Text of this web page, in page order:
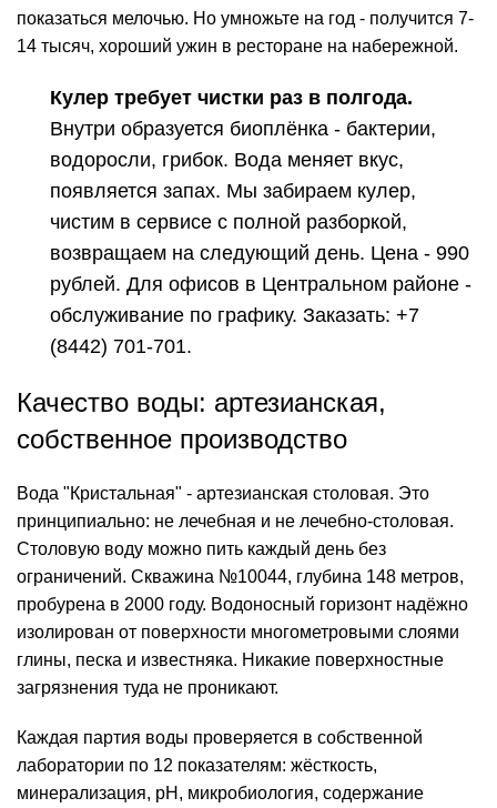
показаться мелочью. Но умножьте на год - получится 7-
14 тысяч, хороший ужин в ресторане на набережной.
Кулер требует чистки раз в полгода.
Внутри образуется биоплёнка - бактерии,
водоросли, грибок. Вода меняет вкус,
появляется запах. Мы забираем кулер,
чистим в сервисе с полной разборкой,
возвращаем на следующий день. Цена - 990
рублей. Для офисов в Центральном районе -
обслуживание по графику. Заказать: +7
(8442) 701-701.
Качество воды: артезианская,
собственное производство
Вода "Кристальная" - артезианская столовая. Это
принципиально: не лечебная и не лечебно-столовая.
Столовую воду можно пить каждый день без
ограничений. Скважина №10044, глубина 148 метров,
пробурена в 2000 году. Водоносный горизонт надёжно
изолирован от поверхности многометровыми слоями
глины, песка и известняка. Никакие поверхностные
загрязнения туда не проникают.
Каждая партия воды проверяется в собственной
лаборатории по 12 показателям: жёсткость,
минерализация, pH, микробиология, содержание